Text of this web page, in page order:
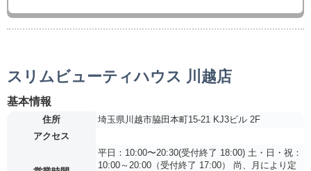
スリムビューティハウス 川越店
基本情報
住所
埼玉県川越市脇田本町15-21 KJ3ビル 2F
アクセス
平日：10:00〜20:30(受付終了 18:00) 土・日・祝：
10:00～20:00（受付終了 17:00） 尚、月により定